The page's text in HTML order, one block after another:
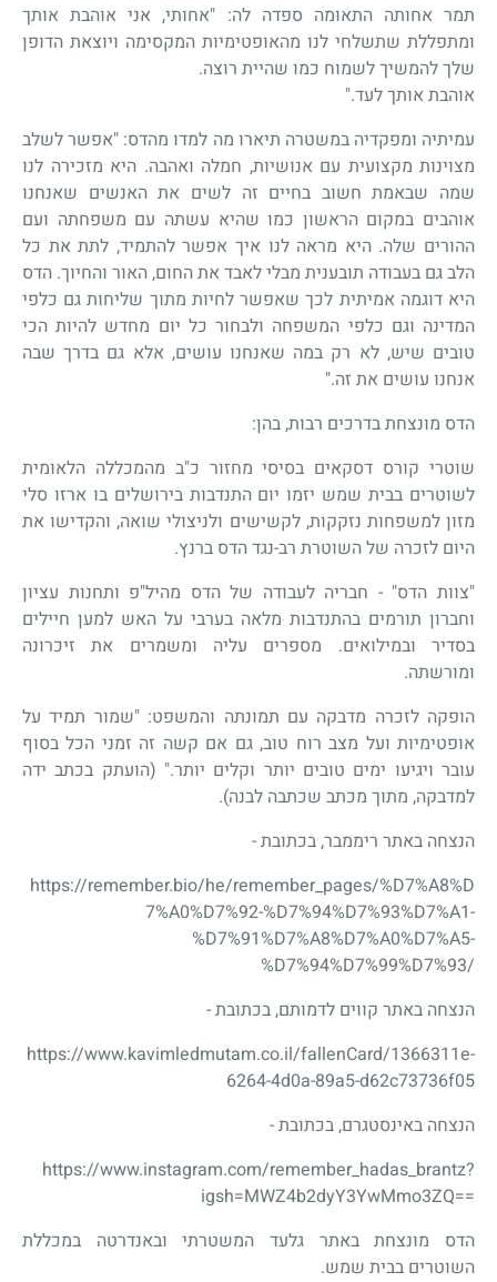
תמר אחותה התאומה ספדה לה: "אחותי, אני אוהבת אותך
ומתפללת שתשלחי לנו מהאופטימיות המקסימה ויוצאת הדופן
שלך להמשיך לשמוח כמו שהיית רוצה.
אוהבת אותך לעד."
עמיתיה ומפקדיה במשטרה תיארו מה למדו מהדס: "אפשר לשלב
מצוינות מקצועית עם אנושיות, חמלה ואהבה. היא מזכירה לנו
שמה שבאמת חשוב בחיים זה לשים את האנשים שאנחנו
אוהבים במקום הראשון כמו שהיא עשתה עם משפחתה ועם
ההורים שלה. היא מראה לנו איך אפשר להתמיד, לתת את כל
הלב גם בעבודה תובענית מבלי לאבד את החום, האור והחיוך. הדס
היא דוגמה אמיתית לכך שאפשר לחיות מתוך שליחות גם כלפי
המדינה וגם כלפי המשפחה ולבחור כל יום מחדש להיות הכי
טובים שיש, לא רק במה שאנחנו עושים, אלא גם בדרך שבה
אנחנו עושים את זה."
הדס מונצחת בדרכים רבות, בהן:
שוטרי קורס דסקאים בסיסי מחזור כ"ב מהמכללה הלאומית
לשוטרים בבית שמש יזמו יום התנדבות בירושלים בו ארזו סלי
מזון למשפחות נזקקות, לקשישים ולניצולי שואה, והקדישו את
היום לזכרה של השוטרת רב-נגד הדס ברנץ.
"צוות הדס" - חבריה לעבודה של הדס מהיל"פ ותחנות עציון
וחברון תורמים בהתנדבות מלאה בערבי על האש למען חיילים
בסדיר ובמילואים. מספרים עליה ומשמרים את זיכרונה
ומורשתה.
הופקה לזכרה מדבקה עם תמונתה והמשפט: "שמור תמיד על
אופטימיות ועל מצב רוח טוב, גם אם קשה זה זמני הכל בסוף
עובר ויגיעו ימים טובים יותר וקלים יותר." (הועתק בכתב ידה
למדבקה, מתוך מכתב שכתבה לבנה).
הנצחה באתר ריממבר, בכתובת -
https://remember.bio/he/remember_pages/%D7%A8%D
7%A0%D7%92-%D7%94%D7%93%D7%A1-
%D7%91%D7%A8%D7%A0%D7%A5-
%D7%94%D7%99%D7%93/
הנצחה באתר קווים לדמותם, בכתובת -
https://www.kavimledmutam.co.il/fallenCard/1366311e-
6264-4d0a-89a5-d62c73736f05
הנצחה באינסטגרם, בכתובת -
https://www.instagram.com/remember_hadas_brantz?
igsh=MWZ4b2dyY3YwMmo3ZQ==
הדס מונצחת באתר גלעד המשטרתי ובאנדרטה במכללת
השוטרים בבית שמש.